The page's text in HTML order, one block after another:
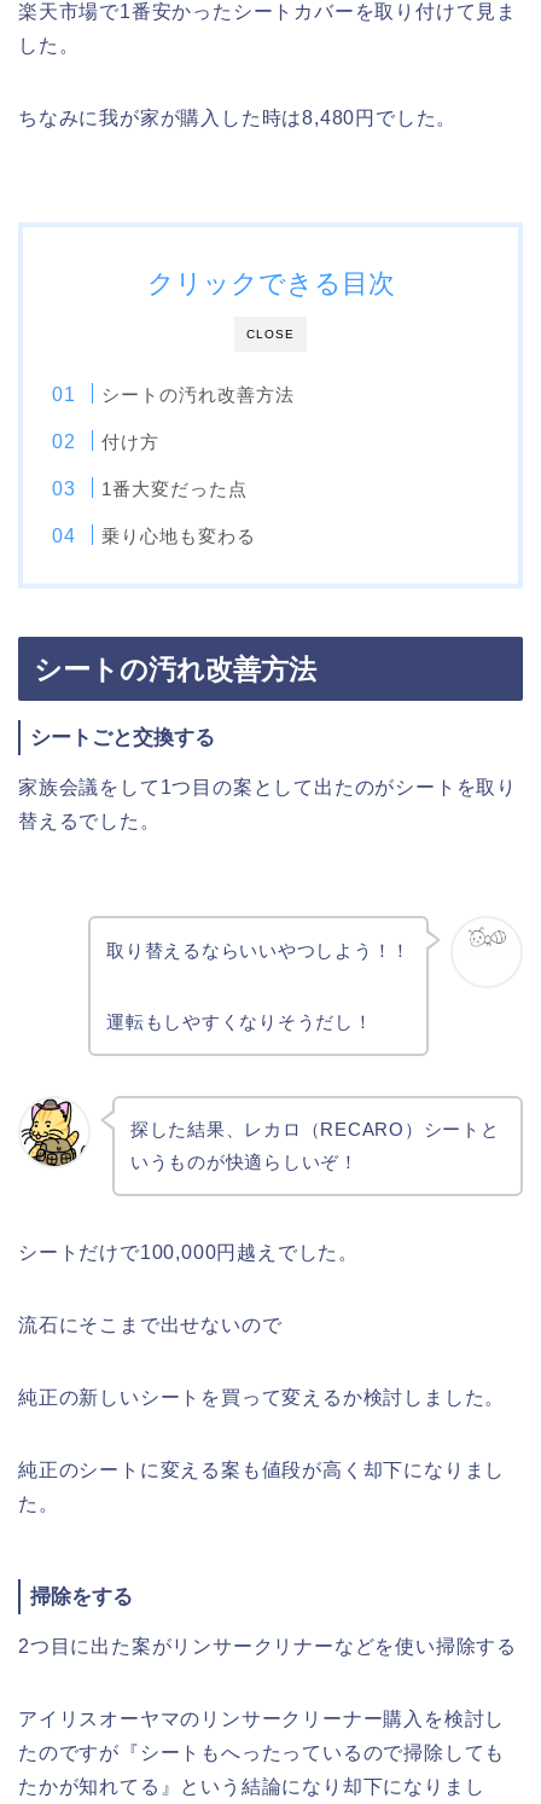
楽天市場で1番安かったシートカバーを取り付けて見ま
した。
ちなみに我が家が購入した時は8,480円でした。
CLOSE
クリックできる目次
シートの汚れ改善方法
付け方
1番大変だった点
乗り心地も変わる
シートの汚れ改善方法
シートごと交換する
家族会議をして1つ目の案として出たのがシートを取り
替えるでした。
取り替えるならいいやつしよう！！
運転もしやすくなりそうだし！
探した結果、レカロ（RECARO）シートと
いうものが快適らしいぞ！
シートだけで100,000円越えでした。
流石にそこまで出せないので
純正の新しいシートを買って変えるか検討しました。
純正のシートに変える案も値段が高く却下になりまし
た。
掃除をする
2つ目に出た案がリンサークリナーなどを使い掃除する
アイリスオーヤマのリンサークリーナー購入を検討し
たのですが『シートもへったっているので掃除しても
たかが知れてる』という結論になり却下になりまし